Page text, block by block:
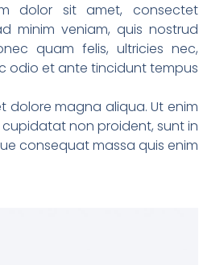
dolor sit amet, consectet
minim veniam, quis nostrud
quam felis, ultricies nec,
odio et ante tincidunt tempus.
dolore magna aliqua. Ut enim
non proident, sunt in
consequat massa quis enim.